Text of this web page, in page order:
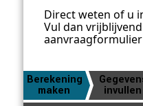
Direct weten of u
Vul dan
Berekening
maken invullen